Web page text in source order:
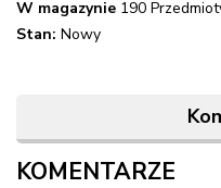
W magazynie 190
Stan: Nowy
KOMENTARZE